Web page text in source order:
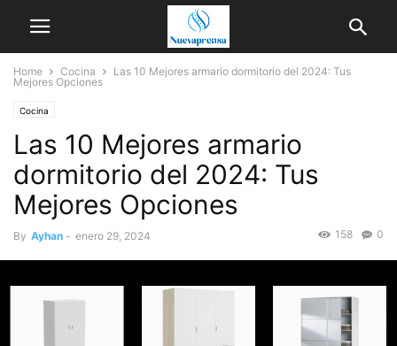
Home Cocina
Las 10 Mejores armario dormitorio del 2024: Tus
Mejores Opciones
Cocina
Las 10 Mejores armario
dormitorio del 2024: Tus
Mejores Opciones
By Ayhan - enero 29, 2024 0
158